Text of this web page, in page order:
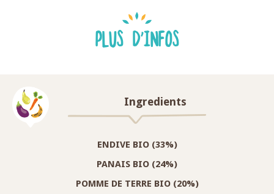
PLUS D'INFOS
Ingredients
ENDIVE BIO (33%)
PANAIS BIO (24%)
POMME DE TERRE BIO (20%)